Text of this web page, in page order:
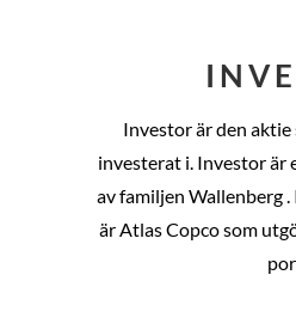
Investor är den
investerat i. Investor är
av familjen Wallenberg
är Atlas Copco som